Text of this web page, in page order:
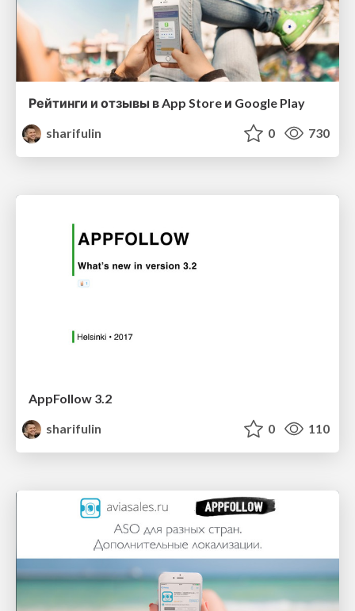
Рейтинги и отзывы в App Store и Google Play
sharifulin
0 730
AppFollow 3.2
sharifulin
0 110